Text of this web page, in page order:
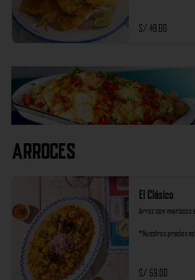
S/ 49.00
Arroces
El Clásico
Arroz con mariscos
*Nuestros precios
S/ 59.00